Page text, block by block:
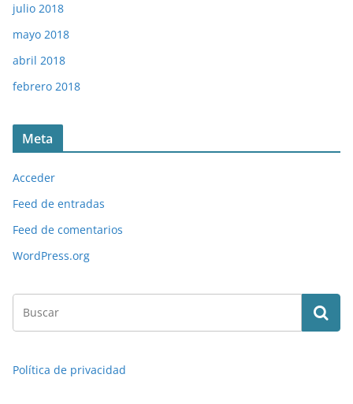
julio 2018
mayo 2018
abril 2018
febrero 2018
Meta
Acceder
Feed de entradas
Feed de comentarios
WordPress.org
Política de privacidad